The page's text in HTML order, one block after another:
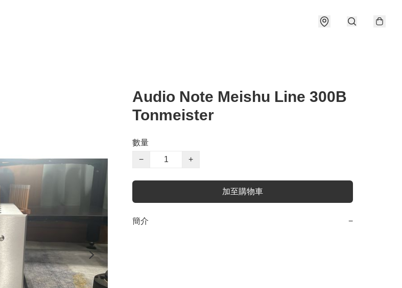
Audio Note Meishu Line 300B
Tonmeister
數量
−
+
加至購物車
簡介 −